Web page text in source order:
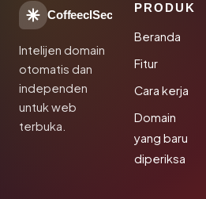
CoffeeclSec
Intelijen domain
otomatis dan
independen
untuk web
terbuka.
PRODUK
Beranda
Fitur
Cara kerja
Domain
yang baru
diperiksa